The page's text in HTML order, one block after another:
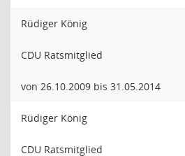
Rüdiger König
CDU Ratsmitglied
von 26.10.2009 bis 31.05.2014
Rüdiger König
CDU Ratsmitglied